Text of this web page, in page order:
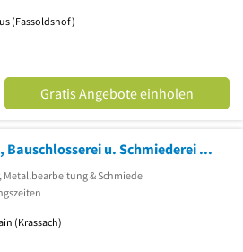
(Fassoldshof)
Gratis Angebote einholen
Andres, Karl-Heinz, Bauschlosserei u. Schmiederei Bauschlosserei
Metallbearbeitung & Schmiede
(Krassach)